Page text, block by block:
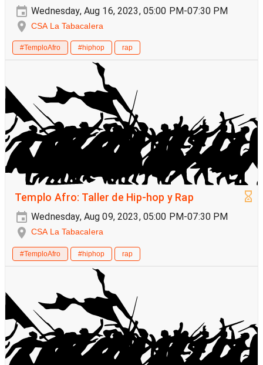
Wednesday, Aug 16, 2023, 05:00 PM-07:30 PM
CSA La Tabacalera
#TemploAfro #hiphop rap
Templo Afro: Taller de Hip-hop y Rap
Wednesday, Aug 09, 2023, 05:00 PM-07:30 PM
CSA La Tabacalera
#TemploAfro #hiphop rap